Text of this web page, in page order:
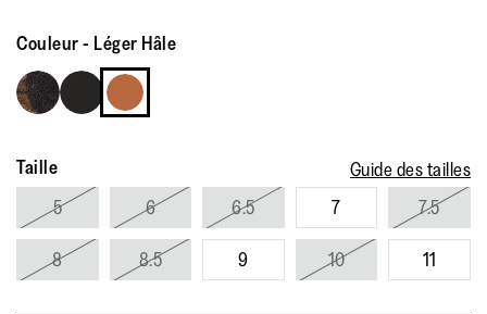
Couleur- Léger Hâle
Taille
Guide des tailles
5
6 6.5 7 7.5
8 8.5 9 10 11